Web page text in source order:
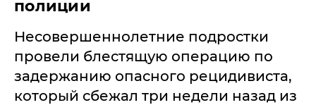
полиции
Несовершеннолетние подростки
провели блестящую операцию по
задержанию опасного рецидивиста,
который сбежал три недели назад из